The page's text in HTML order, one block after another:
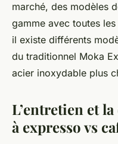
marché, des modèles
gamme avec toutes
il existe différents
du traditionnel Moka
acier inoxydable plus
L’entretien et
à expresso vs